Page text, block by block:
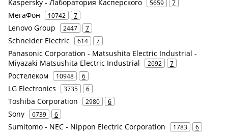
Kaspersky - Лаборатория Касперского 5659 7
МегаФон 10742 7
Lenovo Group 2447 7
Schneider Electric 614 7
Panasonic Corporation - Matsushita Electric Industrial -
Miyazaki Matsushita Electric Industrial
2692 7
Ростелеком 10948 6
LG Electronics 3735 6
Toshiba Corporation 2980 6
Sony 6739 6
Sumitomo - NEC - Nippon Electric Corporation 1783 6